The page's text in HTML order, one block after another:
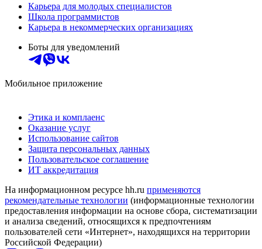
Карьера для молодых специалистов
Школа программистов
Карьера в некоммерческих организациях
Боты для уведомлений
Мобильное приложение
Этика и комплаенс
Оказание услуг
Использование сайтов
Защита персональных данных
Пользовательское соглашение
ИТ аккредитация
На информационном ресурсе hh.ru применяются
рекомендательные технологии (информационные технологии
предоставления информации на основе сбора, систематизации
и анализа сведений, относящихся к предпочтениям
пользователей сети «Интернет», находящихся на территории
Российской Федерации)